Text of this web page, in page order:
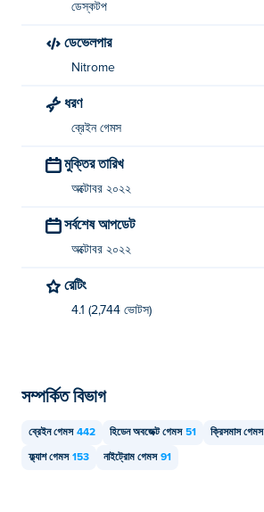
ডেস্কটপ
ডেভেলপার
Nitrome
ধরণ
ব্রেইন গেমস
মুক্তির তারিখ
অক্টোবর ২০২২
সর্বশেষ আপডেট
অক্টোবর ২০২২
রেটিং
4.1 (2,744 ভোটস)
সম্পর্কিত বিভাগ
ব্রেইন গেমস 442 হিডেন অবজেক্ট গেমস 51 ক্রিসমাস গেমস
ফ্ল্যাশ গেমস 153 নাইট্রোম গেমস 91